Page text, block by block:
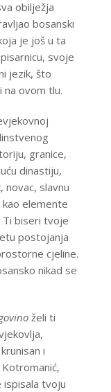
obilježja
bosanski
je još u ta
svoje
jezik, što
ovom tlu.
granice,
dinastiju,
novac, slavnu
elemente
Ti biseri tvoje
postojanja
cjeline.
nikad se
želi ti
i
ispisala tvoju